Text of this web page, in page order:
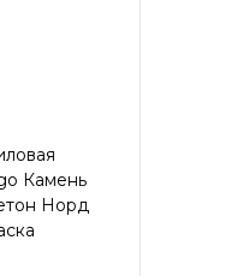
Камень
Норд